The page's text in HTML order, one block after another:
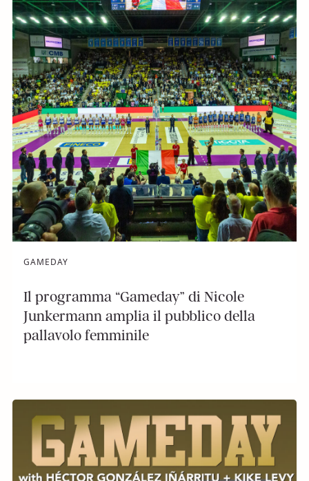
GAMEDAY
Il programma “Gameday” di Nicole
Junkermann amplia il pubblico della
pallavolo femminile